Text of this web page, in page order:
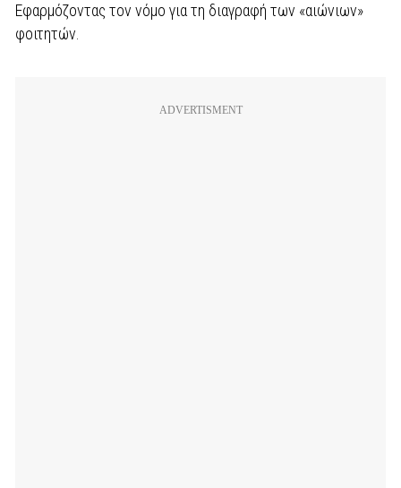
Εφαρμόζοντας τον νόμο για τη διαγραφή των «αιώνιων»
φοιτητών.